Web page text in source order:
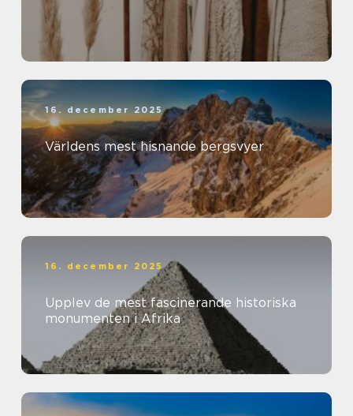
16. december 2025
Världens mest hisnande bergsvyer
16. december 2025
Upplev de mest fascinerande historiska
monumenten i Afrika